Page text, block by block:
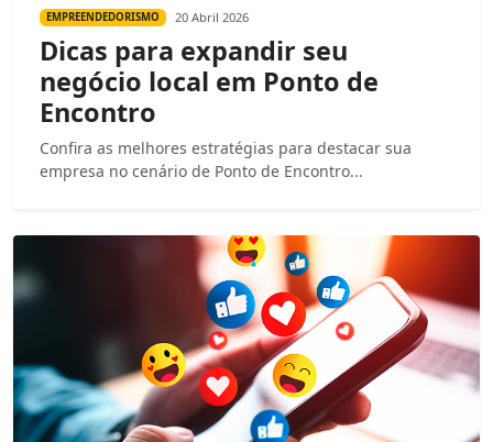
EMPREENDEDORISMO 20 Abril 2026
Dicas para expandir seu
negócio local em Ponto de
Encontro
Confira as melhores estratégias para destacar sua
empresa no cenário de Ponto de Encontro...